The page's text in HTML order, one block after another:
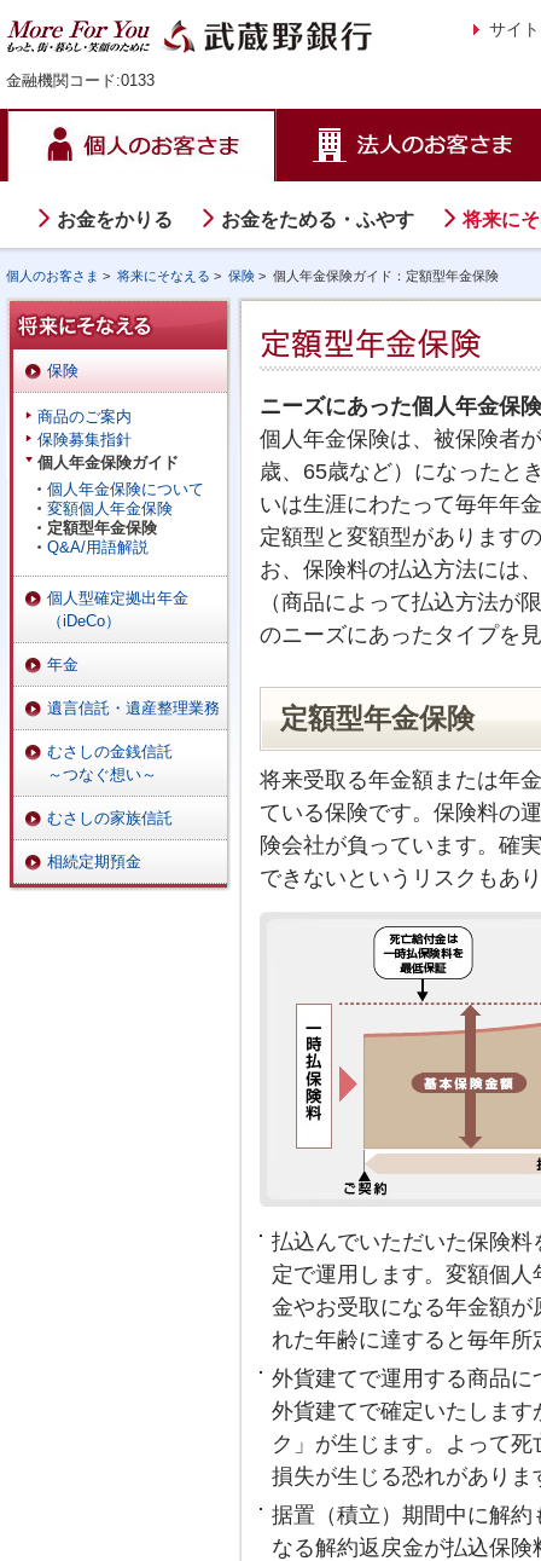
金融機関コード:0133
サイ
お金をかりる お金をためる・ふやす 将来に
個人のお客さま > 将来にそなえる > 保険 > 個人年金保険ガイド：定額型年金保険
保険
商品のご案内
保険募集指針
個人年金保険ガイド
個人年金保険について
変額個人年金保険
定額型年金保険
Q&A/用語解説
個人型確定拠出年金
（iDeCo）
年金
遺言信託・遺産整理業務
むさしの金銭信託
～つなぐ想い～
むさしの家族信託
相続定期預金
ニーズにあった個人年金保険
個人年金保険は、被保険者
歳、65歳など）になったと
いは生涯にわたって毎年年
定額型と変額型があります
お、保険料の払込方法には
（商品によって払込方法が
のニーズにあったタイプを
定額型年金保険
将来受取る年金額または年
ている保険です。保険料の
険会社が負っています。確
できないというリスクもあ
払込んでいただいた保険
定で運用します。変額個
金やお受取になる年金額
れた年齢に達すると毎年
外貨建てで運用する商品
外貨建てで確定いたしま
ク」が生じます。よって
損失が生じる恐れがありま
据置（積立）期間中に解
なる解約返戻金が払込保